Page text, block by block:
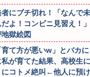
にブチ切れ！「なんで
よ！コンビニ見習え！
獄絵図
て方が悪いw」とバカ
が育てた結果、高校生
にコトメ絶叫←他人に預